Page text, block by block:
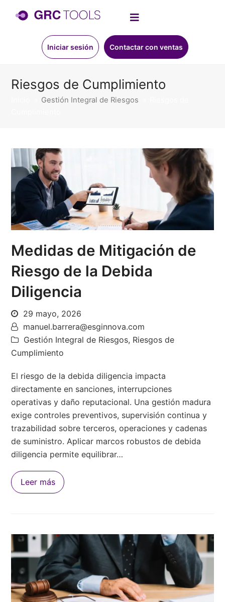
Iniciar sesión Contactar con ventas
Riesgos de Cumplimiento
Gestión Integral de Riesgos
Medidas de Mitigación de
Riesgo de la Debida
Diligencia
29 mayo, 2026
manuel.barrera@esginnova.com
Gestión Integral de Riesgos, Riesgos de
Cumplimiento
El riesgo de la debida diligencia impacta
directamente en sanciones, interrupciones
operativas y daño reputacional. Una gestión madura
exige controles preventivos, supervisión continua y
trazabilidad sobre terceros, operaciones y cadenas
de suministro. Aplicar marcos robustos de debida
diligencia permite equilibrar…
Leer más